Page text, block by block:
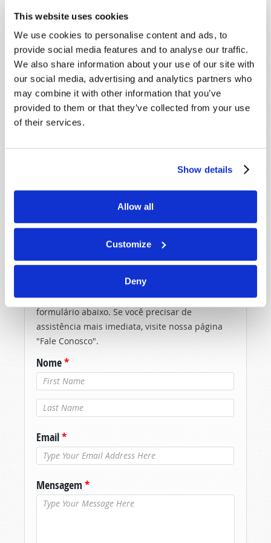
This website uses cookies
We use cookies to personalise content and ads, to
provide social media features and to analyse our traffic.
We also share information about your use of our site with
our social media, advertising and analytics partners who
may combine it with other information that you’ve
provided to them or that they’ve collected from your use
of their services.
Show details
Allow all
Customize
Deny
Cristãos devem resistir a estas tendências,
esforçando-se para imitar os muitos traços de caráter
maravilhosos de Jesus Cristo e seguindo as instruções
do Apóstolo Paulo aos Cristãos há muito tempo: “Seja
a vossa equidade notória a todos os homens”
(Filipenses 4:5).
Se você quiser ler mais sobre os frutos de um
Um Verdadeiro Cristão?
COMPARTILHE SEUS PENSAMENTOS
CONOSCO!
Devido ao volume, talvez não possamos
responder prontamente aos envios usando o
formulário abaixo. Se você precisar de
assistência mais imediata, visite nossa página
"Fale Conosco".
Nome*
Último nome
*
Email*
Mensagem *